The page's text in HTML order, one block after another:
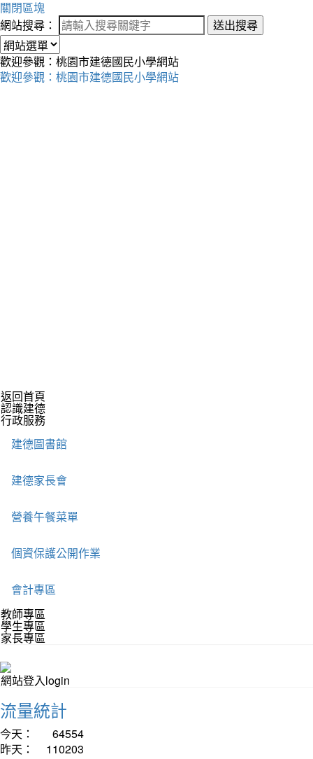
關閉區塊
網站搜尋：
送出搜尋
歡迎參觀：桃園市建德國民小學網站
歡迎參觀：桃園市建德國民小學網站
返回首頁
認識建德
行政服務
建德圖書館
建德家長會
營養午餐菜單
個資保護公開作業
會計專區
教師專區
學生專區
家長專區
網站登入login
流量統計
今天：
64554
昨天：
110203